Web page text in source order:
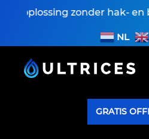
oplossing zonder hak- en
NL
GRATIS